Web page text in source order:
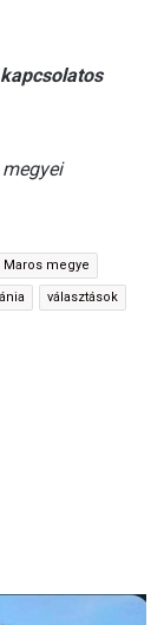
Maros megye
választások